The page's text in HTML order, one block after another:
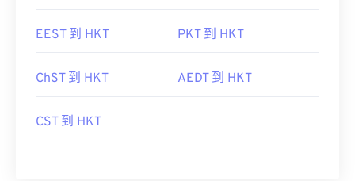
EEST 到 HKT PKT 到 HKT
ChST 到 HKT AEDT 到 HKT
CST 到 HKT